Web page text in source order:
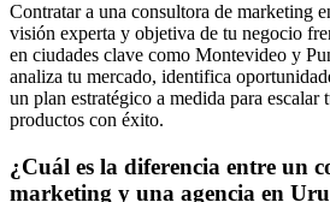
Contratar a una consultora de marketing
visión experta y objetiva de tu negocio
en ciudades clave como Montevideo y
analiza tu mercado, identifica
un plan estratégico a medida para escalar
productos con éxito.
¿Cuál es la diferencia entre un
marketing y una agencia en